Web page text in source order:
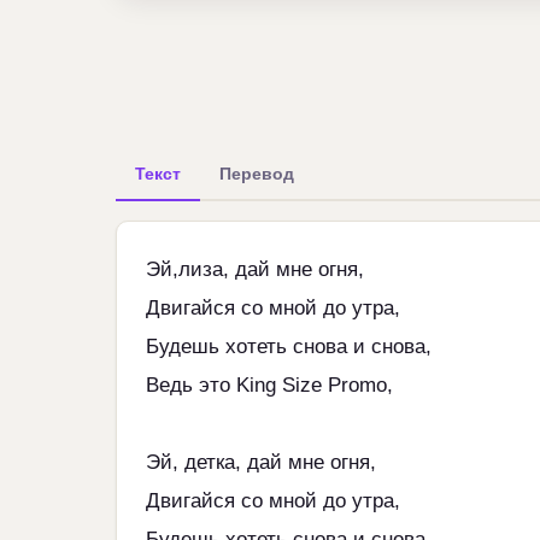
Текст Перевод
Эй,лиза, дай мне огня,
Двигайся со мной до утра,
Будешь хотеть снова и снова,
Ведь это King Size Promo,
Эй, детка, дай мне огня,
Двигайся со мной до утра,